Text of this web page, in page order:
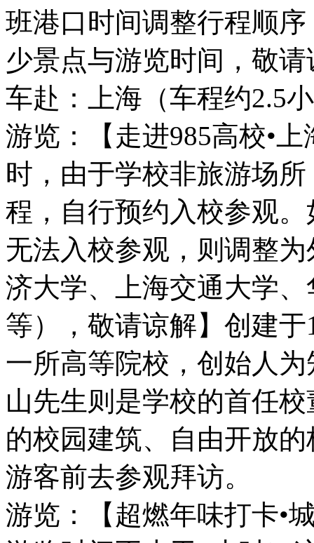
班港口时间调整行程顺
少景点与游览时间，敬请
车赴：上海（车程约2.5
游览：【走进985高校•
时，由于学校非旅游场
程，自行预约入校参观
无法入校参观，则调整
济大学、上海交通大学
等），敬请谅解】创建
一所高等院校，创始人
山先生则是学校的首任
的校园建筑、自由开放
游客前去参观拜访。
游览：【超燃年味打卡•